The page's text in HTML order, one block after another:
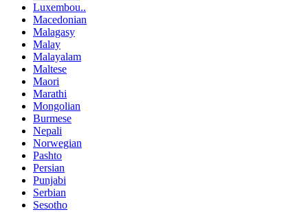
Luxembou..
Macedonian
Malagasy
Malay
Malayalam
Maltese
Maori
Marathi
Mongolian
Burmese
Nepali
Norwegian
Pashto
Persian
Punjabi
Serbian
Sesotho